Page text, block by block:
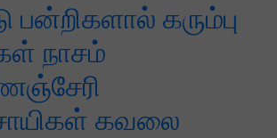
பன்றிகளால் கரும்பு
நாசம்
கவலை